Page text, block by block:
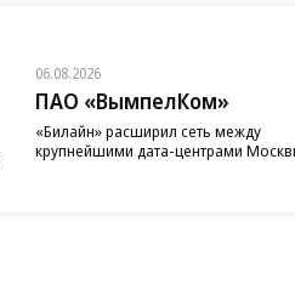
06.08.2026
ПАО «ВымпелКом»
«Билайн» расширил сеть между
крупнейшими дата-центрами